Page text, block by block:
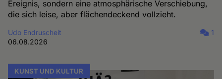
Ereignis, sondern eine atmosphärische Verschiebung,
die sich leise, aber flächendeckend vollzieht.
Udo Endruscheit
06.08.2026
1
KUNST UND KULTUR